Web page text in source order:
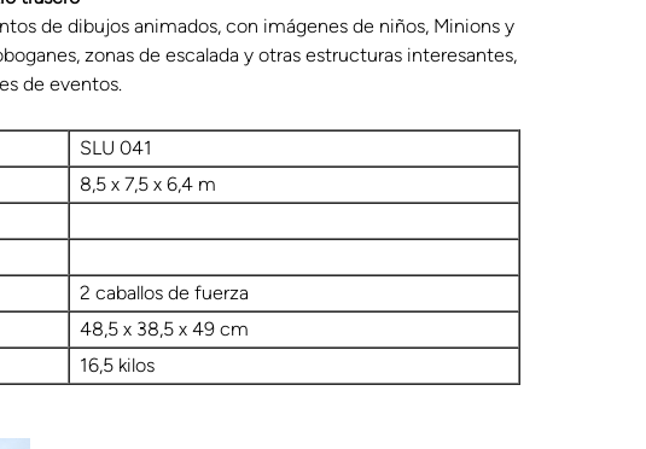
de dibujos animados, con imágenes de niños, Minions y
zonas de escalada y otras estructuras interesantes,
de eventos.
SLU 041
8,5 x 7,5 x 6,4 m
2 caballos de fuerza
48,5 x 38,5 x 49 cm
16,5 kilos